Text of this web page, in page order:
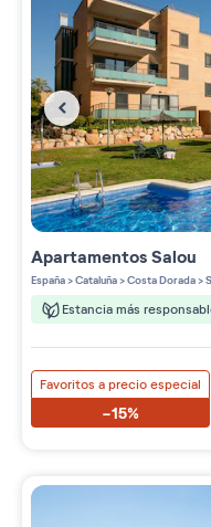
ApartamentosSalou
España>Cataluña>Costa Dorada>
Estancia más
Favoritos a precio especial
-15%